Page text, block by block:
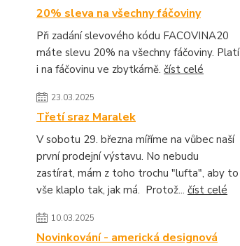
20% sleva na všechny fáčoviny
Při zadání slevového kódu FACOVINA20
máte slevu 20% na všechny fáčoviny. Platí
i na fáčovinu ve zbytkárně. číst celé
23.03.2025
Třetí sraz Maralek
V sobotu 29. března míříme na vůbec naší
první prodejní výstavu. No nebudu
zastírat, mám z toho trochu "lufta", aby to
vše klaplo tak, jak má. Protož... číst celé
10.03.2025
Novinkování - americká designová